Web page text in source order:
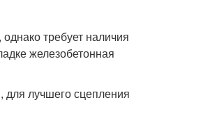
требует наличия
железобетонная
лучшего сцепления